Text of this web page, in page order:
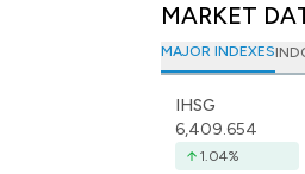
MARKET
MAJOR INDEXES
IHSG
6,409.654
1.04%